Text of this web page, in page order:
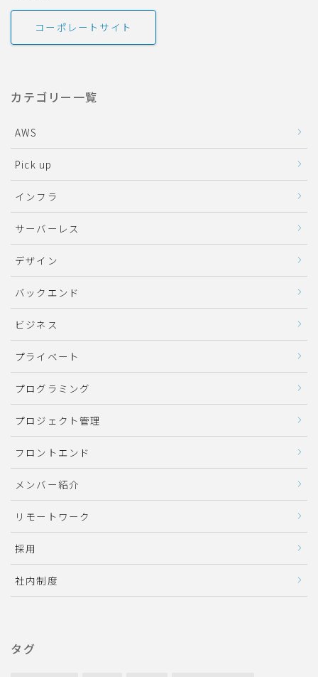
コーポレートサイト
カテゴリー一覧
AWS
Pick up
インフラ
サーバーレス
デザイン
バックエンド
ビジネス
プライベート
プログラミング
プロジェクト管理
フロントエンド
メンバー紹介
リモートワーク
採用
社内制度
タグ